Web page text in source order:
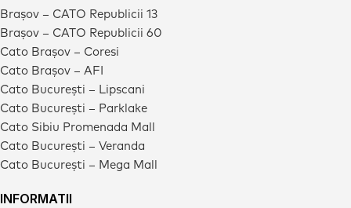
Brașov – CATO Republicii 13
Brașov – CATO Republicii 60
Cato Brașov – Coresi
Cato Brașov – AFI
Cato București – Lipscani
Cato București – Parklake
Cato Sibiu Promenada Mall
Cato București – Veranda
Cato București – Mega Mall
INFORMATII